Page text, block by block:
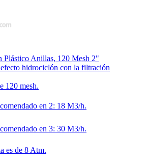
Anillas, 120 Mesh 2"
hidrociclón con la filtración
120 mesh.
en 2: 18 M3/h.
en 3: 30 M3/h.
es de 8 Atm.